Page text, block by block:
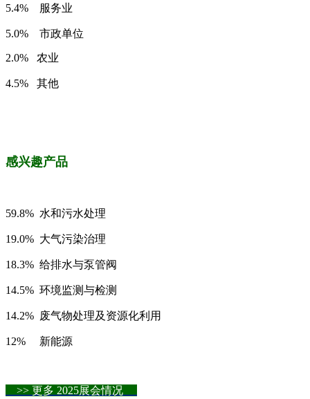
5.4% 服务业
5.0% 市政单位
2.0% 农业
4.5% 其他
感兴趣产品
59.8% 水和污水处理
19.0% 大气污染治理
18.3% 给排水与泵管阀
14.5% 环境监测与检测
14.2% 废气物处理及资源化利用
12% 新能源
>> 更多 2025展会情况